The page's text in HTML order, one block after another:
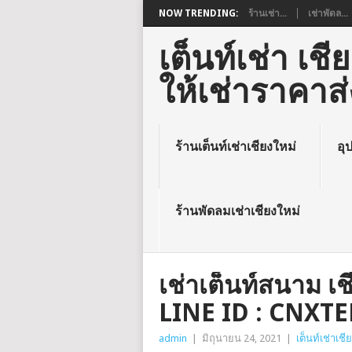
NOW TRENDING: ร้านเช่า... เช่าพัดล...
เต็นท์เช่า เชี
ให้เช่าราคา
ร้านเต็นท์เช่าเชียงใหม่ อุ
ร้านพัดลมเช่าเชียงใหม่
เช่าเต็นท์สนาม เ
LINE ID :
admin มิถุนายน 24, 2021 เต็นท์เช่าเชี